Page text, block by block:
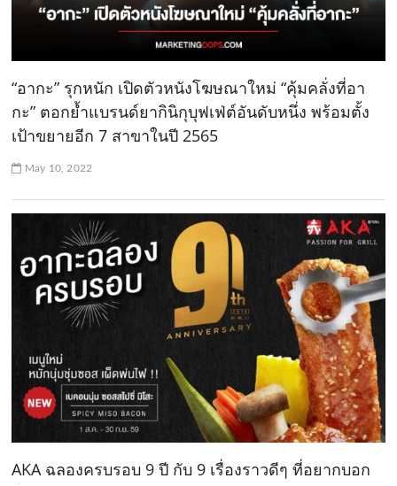
“อากะ” รุกหนัก เปิดตัวหนังโฆษณาใหม่ “คุ้มคลั่งที่อา
กะ” ตอกย้ำแบรนด์ยากินิกุบุฟเฟ่ต์อันดับหนึ่ง พร้อมตั้ง
เป้าขยายอีก 7 สาขาในปี 2565
May 10, 2022
AKA ฉลองครบรอบ 9 ปี กับ 9 เรื่องราวดีๆ ที่อยากบอก